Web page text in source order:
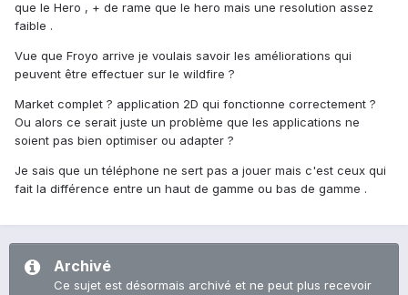
que le Hero , + de rame que le hero mais une resolution assez
faible .
Vue que Froyo arrive je voulais savoir les améliorations qui
peuvent être effectuer sur le wildfire ?
Market complet ? application 2D qui fonctionne correctement ?
Ou alors ce serait juste un problème que les applications ne
soient pas bien optimiser ou adapter ?
Je sais que un téléphone ne sert pas a jouer mais c'est ceux qui
fait la différence entre un haut de gamme ou bas de gamme .
Archivé
Ce sujet est désormais archivé et ne peut plus recevoir